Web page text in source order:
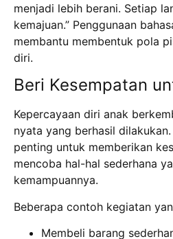
menjadi lebih berani. Setiap
kemajuan.” Penggunaan
membantu membentuk pola
diri.
Beri Kesempatan
Kepercayaan diri anak
nyata yang berhasil
penting untuk memberikan
mencoba hal-hal sederhana
kemampuannya.
Beberapa contoh kegiatan
Membeli barang